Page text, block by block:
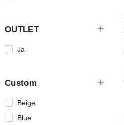
OUTLET
Ja
Custom
Beige
Blue